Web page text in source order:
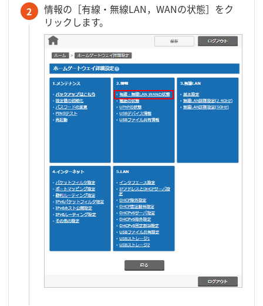
2
情報の［有線・無線LAN，WANの状態］をク
リックします。